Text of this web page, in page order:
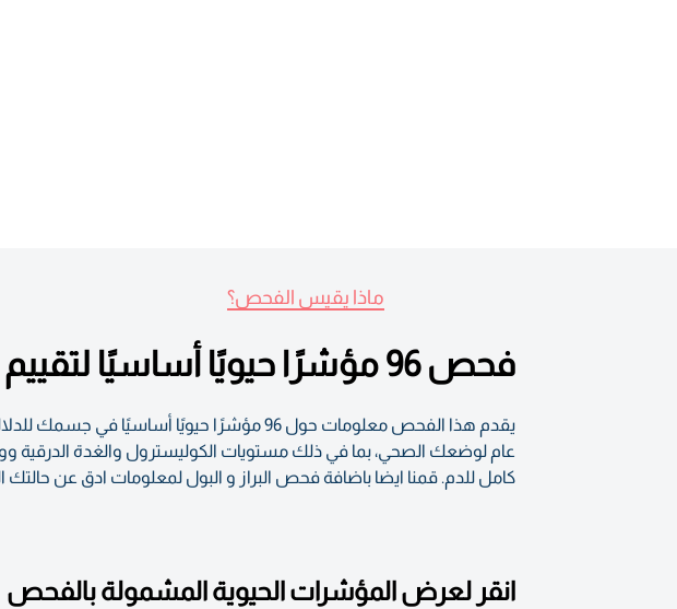
ماذا يقيس الفحص؟
فحص 96 مؤشرًا حيويًا أساسيًا لتقييم صحتك العامة
يقدم هذا الفحص معلومات حول 96 مؤشرًا حيويًا
كامل للدم. قمنا ايضا باضافة فحص البراز و البول لمعلومات ادق عن حالتك
انقر لعرض المؤشرات الحيوية المشمولة بالفحص